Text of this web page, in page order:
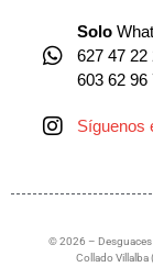
Solo
627 47 22
603 62 96
Síguenos
© 2026 – Desguaces
Collado